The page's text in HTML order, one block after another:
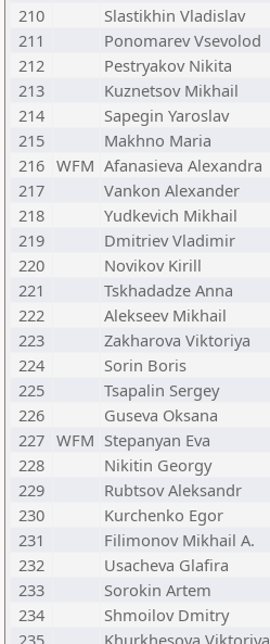
210
Slastikhin Vladislav
211
Ponomarev Vsevolod
212
Pestryakov Nikita
213
Kuznetsov Mikhail
214
Sapegin Yaroslav
215
Makhno Maria
216 WFM Afanasieva Alexandra
217
Vankon Alexander
218
Yudkevich Mikhail
219
Dmitriev Vladimir
220
Novikov Kirill
221
Tskhadadze Anna
222
Alekseev Mikhail
223
Zakharova Viktoriya
224
Sorin Boris
225
Tsapalin Sergey
226
Guseva Oksana
227 WFM Stepanyan Eva
228
Nikitin Georgy
229
Rubtsov Aleksandr
230
Kurchenko Egor
231
Filimonov Mikhail A.
232
Usacheva Glafira
233
Sorokin Artem
234
Shmoilov Dmitry
235
Khurkhesova Viktoriya